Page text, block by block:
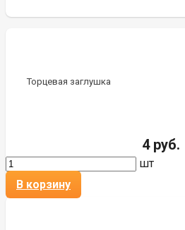
Торцевая заглушка
4 руб.
шт
В корзину